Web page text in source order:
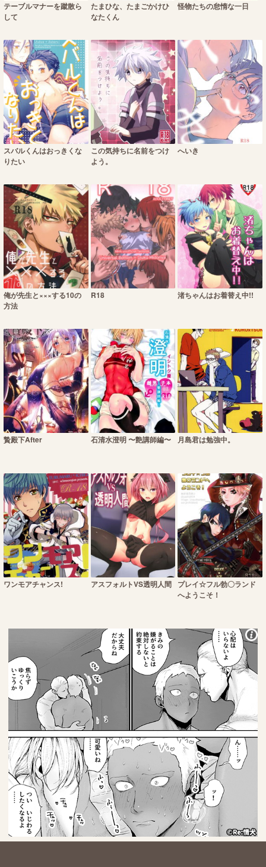
テーブルマナーを蹴散ら
して
たまひな、たまごかけひ
なたくん
怪物たちの怠惰な一日
スバルくんはおっきくな
りたい
この気持ちに名前をつけ
よう。
へいき
俺が先生と×××する10の
方法
R18 渚ちゃんはお着替え中!!
贄殿下After 石清水澄明 〜艶講師編〜 月島君は勉強中。
ワンモアチャンス! アスフォルトVS透明人間
プレイ☆フル勃〇ランド
へようこそ！